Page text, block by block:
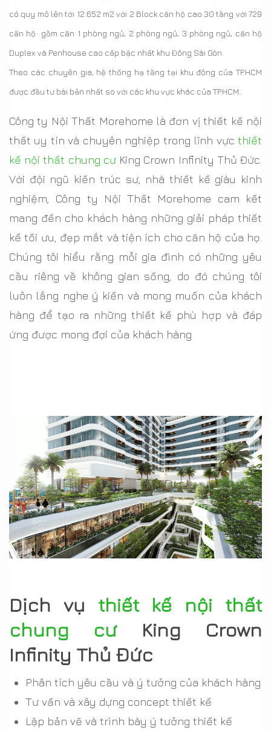
có quy mô lên tới 12.652 m2 với 2 Block căn hộ cao 30 tầng với 729
căn hộ gồm căn 1 phòng ngủ, 2 phòng ngủ, 3 phòng ngủ, căn hộ
Duplex và Penhouse cao cấp bậc nhất khu Đông Sài Gòn.
Theo các chuyên gia, hệ thống hạ tầng tại khu đông của TP.HCM
được đầu tư bài bản nhất so với các khu vực khác của TP.HCM.
Công ty Nội Thất Morehome là đơn vị thiết kế nội
thất uy tín và chuyên nghiệp trong lĩnh vực thiết
kế nội thất chung cưKing Crown Infinity Thủ Đức.
Với đội ngũ kiến trúc sư, nhà thiết kế giàu kinh
nghiệm, Công ty Nội Thất Morehome cam kết
mang đến cho khách hàng những giải pháp thiết
kế tối ưu, đẹp mắt và tiện ích cho căn hộ của họ.
Chúng tôi hiểu rằng mỗi gia đình có những yêu
cầu riêng về không gian sống, do đó chúng tôi
luôn lắng nghe ý kiến ​​và mong muốn của khách
hàng để tạo ra những thiết kế phù hợp và đáp
ứng được mong đợi của khách hàng
Dịch vụ thiết kế nội thất
chung cưKing Crown
Infinity Thủ Đức
Phân tích yêu cầu và ý tưởng của khách hàng
Tư vấn và xây dựng concept thiết kế
Lập bản vẽ và trình bày ý tưởng thiết kế